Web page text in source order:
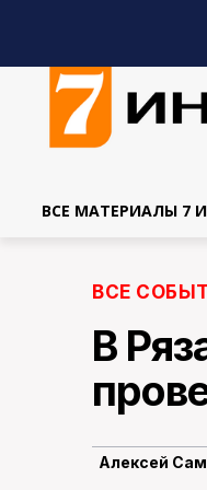
ВСЕ МАТЕРИАЛЫ 7
ВСЕ
В
Алексей